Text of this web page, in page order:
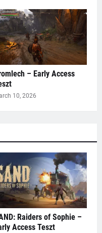
– Early Access
10, 2026
Raiders of Sophie –
Access Teszt